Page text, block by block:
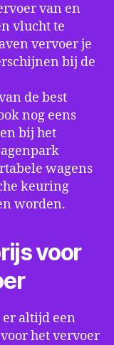
van en
vlucht te
vervoer je
bij de
de best
nog eens
bij het
wagens
keuring
worden.
voor
altijd een
het vervoer